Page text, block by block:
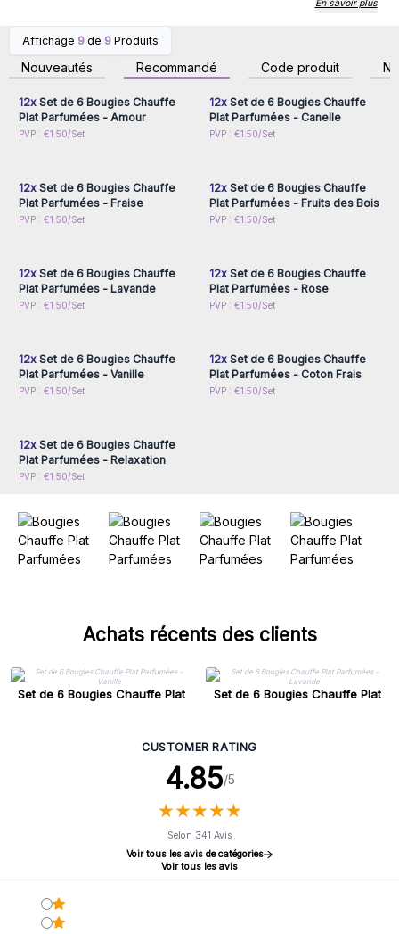
avec des parfums différents. Du classique et élégant au plus
convient à tous les goûts et à toutes les occasions.
Ce type de bougie peut être utilisé à n'importe quel
événement, créant des moments romantiques, des
baptêmes, entre autres. Vos clients adoreront l’odeur de
Taille de la bougie : 3,7x1,2 cm (10 g)
Dimensions de la boîte : boîte 12x8x1,7 cm (70 g)
En savoir plus
Affichage 9 de 9 Produits
Nouveautés Recommandé Code produit
Connectez-vous ou
inscrivez-vous pour
accéder aux prix de gros
12xSet de 6 Bougies Chauffe
Plat Parfumées - Amour
PVP : €1.50/Set
inscrivez-vous pour
accéder aux prix de gros
12xSet de 6 Bougies Chauffe
Plat Parfumées - Canelle
PVP : €1.50/Set
Connectez-vous ou
12xSet de 6 Bougies Chauffe
Plat Parfumées - Fraise
PVP : €1.50/Set
Connectez-vous ou
12xSet de 6 Bougies Chauffe
Plat Parfumées - Fruits des Bois
PVP : €1.50/Set
Connectez-vous ou
12xSet de 6 Bougies Chauffe
Plat Parfumées - Lavande
PVP : €1.50/Set
Connectez-vous ou
12xSet de 6 Bougies Chauffe
Plat Parfumées - Rose
PVP : €1.50/Set
Connectez-vous ou
12xSet de 6 Bougies Chauffe
Plat Parfumées - Vanille
PVP : €1.50/Set
Connectez-vous ou
12xSet de 6 Bougies Chauffe
Plat Parfumées - Coton Frais
PVP : €1.50/Set
Connectez-vous ou
12xSet de 6 Bougies Chauffe
Plat Parfumées - Relaxation
PVP : €1.50/Set
Achats récents des clients
Set de 6 Bougies Chauffe Plat
Set de 6 Bougies Chauffe Plat
CUSTOMER RATING
4.85/5
★★★★★
★★★★★
Selon 341 Avis
Voir tous les avis de catégories
Voir tous les avis